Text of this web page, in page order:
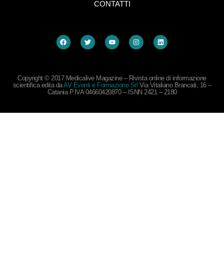
CONTATTI
Copyright © 2017 Medicalive Magazine – Rivista online di informazione
scientifica edita daAV Eventi e Formazione Srl Via Vitaliano Brancati, 16 –
Catania P.IVA 04660420870 – ISNN 2421 – 2180